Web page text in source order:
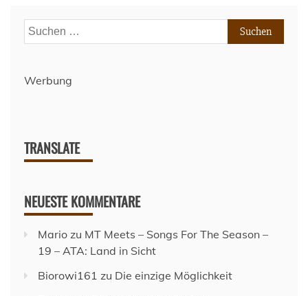
Suchen
nach:
Werbung
TRANSLATE
NEUESTE KOMMENTARE
Mario zu MT Meets – Songs For The Season –
19 – ATA: Land in Sicht
Biorowi161 zu Die einzige Möglichkeit